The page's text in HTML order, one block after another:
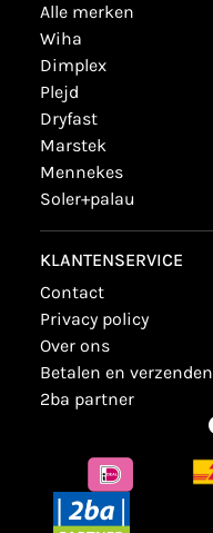
alle merken
wiha
dimplex
plejd
dryfast
marstek
mennekes
soler+palau
KLANTENSERVICE
contact
privacy policy
over ons
betalen en verzenden
2ba partner